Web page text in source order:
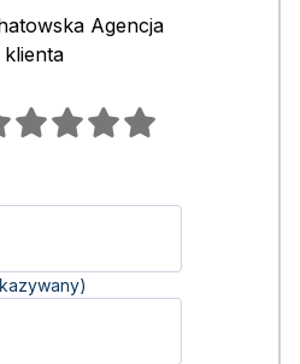
Agencja
klienta